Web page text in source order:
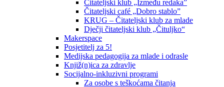
Čitateljski klub „Između redaka”
Čitateljski café „Dobro stablo”
KRUG – Čitateljski klub za mlade
Dječji čitateljski klub „Čituljko“
Makerspace
Posjetitelj za 5!
Medijska pedagogija za mlade i odrasle
Knjiž(n)ica za zdravlje
Socijalno-inkluzivni programi
Za osobe s teškoćama čitanja